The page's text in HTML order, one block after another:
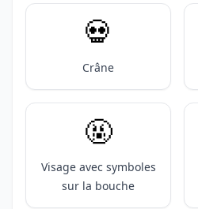
💀
Crâne
🤬
Visage avec symboles
sur la bouche